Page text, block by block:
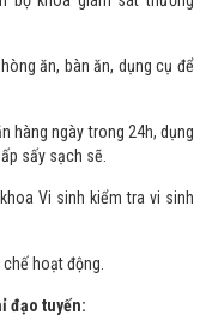
Các công đoạn như: Nhập
ăn và phân chia suất ăn
bộ khoa giám sát thường
ăn, bàn ăn, dụng cụ để
hàng ngày trong 24h, dụng
sấy sạch sẽ.
Vi sinh kiểm tra vi sinh
hoạt động.